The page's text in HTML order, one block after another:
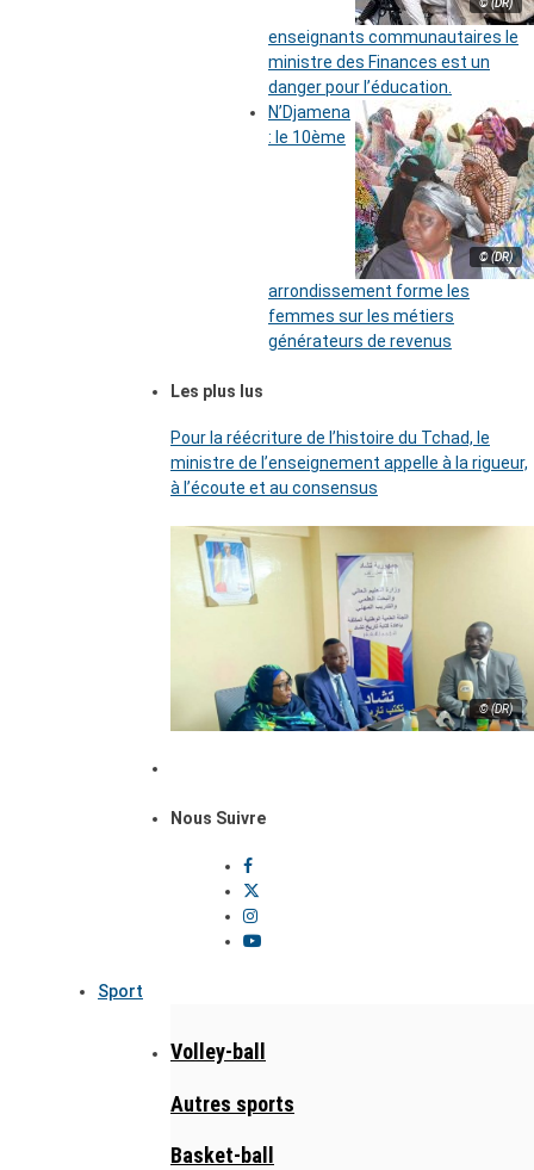
enseignants communautaires le
ministre des Finances est un
danger pour l’éducation.
© (DR)
N’Djamena
: le 10ème
arrondissement forme les
femmes sur les métiers
générateurs de revenus
Les plus lus
Pour la réécriture de l’histoire du Tchad, le
ministre de l’enseignement appelle à la rigueur,
à l’écoute et au consensus
© (DR)
Nous Suivre
Sport
Volley-ball
Autres sports
Basket-ball